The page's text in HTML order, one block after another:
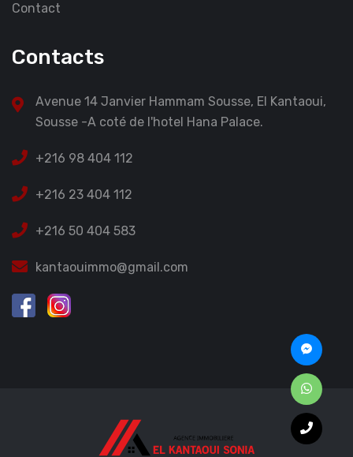
Contact
Contacts
Avenue 14 Janvier Hammam Sousse, El Kantaoui,
Sousse -A coté de l'hotel Hana Palace.
+216 98 404 112
+216 23 404 112
+216 50 404 583
kantaouimmo@gmail.com